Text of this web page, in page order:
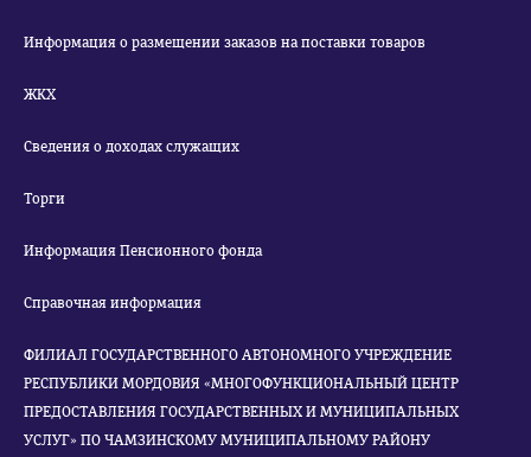
Информация о размещении заказов на поставки товаров
ЖКХ
Сведения о доходах служащих
Торги
Информация Пенсионного фонда
Справочная информация
ФИЛИАЛ ГОСУДАРСТВЕННОГО АВТОНОМНОГО УЧРЕЖДЕНИЕ
РЕСПУБЛИКИ МОРДОВИЯ «МНОГОФУНКЦИОНАЛЬНЫЙ ЦЕНТР
ПРЕДОСТАВЛЕНИЯ ГОСУДАРСТВЕННЫХ И МУНИЦИПАЛЬНЫХ
УСЛУГ» ПО ЧАМЗИНСКОМУ МУНИЦИПАЛЬНОМУ РАЙОНУ